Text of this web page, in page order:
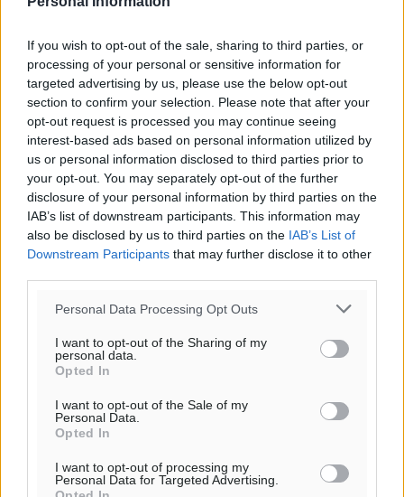
If you wish to opt-out of the sale, sharing to third parties, or
processing of your personal or sensitive information for
targeted advertising by us, please use the below opt-out
section to confirm your selection. Please note that after your
opt-out request is processed you may continue seeing
interest-based ads based on personal information utilized by
us or personal information disclosed to third parties prior to
your opt-out. You may separately opt-out of the further
disclosure of your personal information by third parties on the
IAB’s list of downstream participants. This information may
also be disclosed by us to third parties on the IAB’s List of
Downstream Participants that may further disclose it to other
Personal Data Processing Opt Outs
I want to opt-out of the Sharing of my
personal data.
Opted In
I want to opt-out of the Sale of my
Personal Data.
Opted In
I want to opt-out of processing my
Personal Data for Targeted Advertising.
Ροή ειδήσεων
Έφυγε από τη ζωή ο επί σειρά ετών εφημέριος στον
ιερό Ναό του Αγίου Νικολάου Παστίδας Μιχαήλ
Καψάλης
Τοπικές Ειδήσεις πριν 16 ώρες
της ΔΕΘ
Ειδήσεις• πριν 19 ώρες
εργαστήρια: Το μελεκούνι αποκτά διεθνές
επιστημονικό ενδιαφέρον